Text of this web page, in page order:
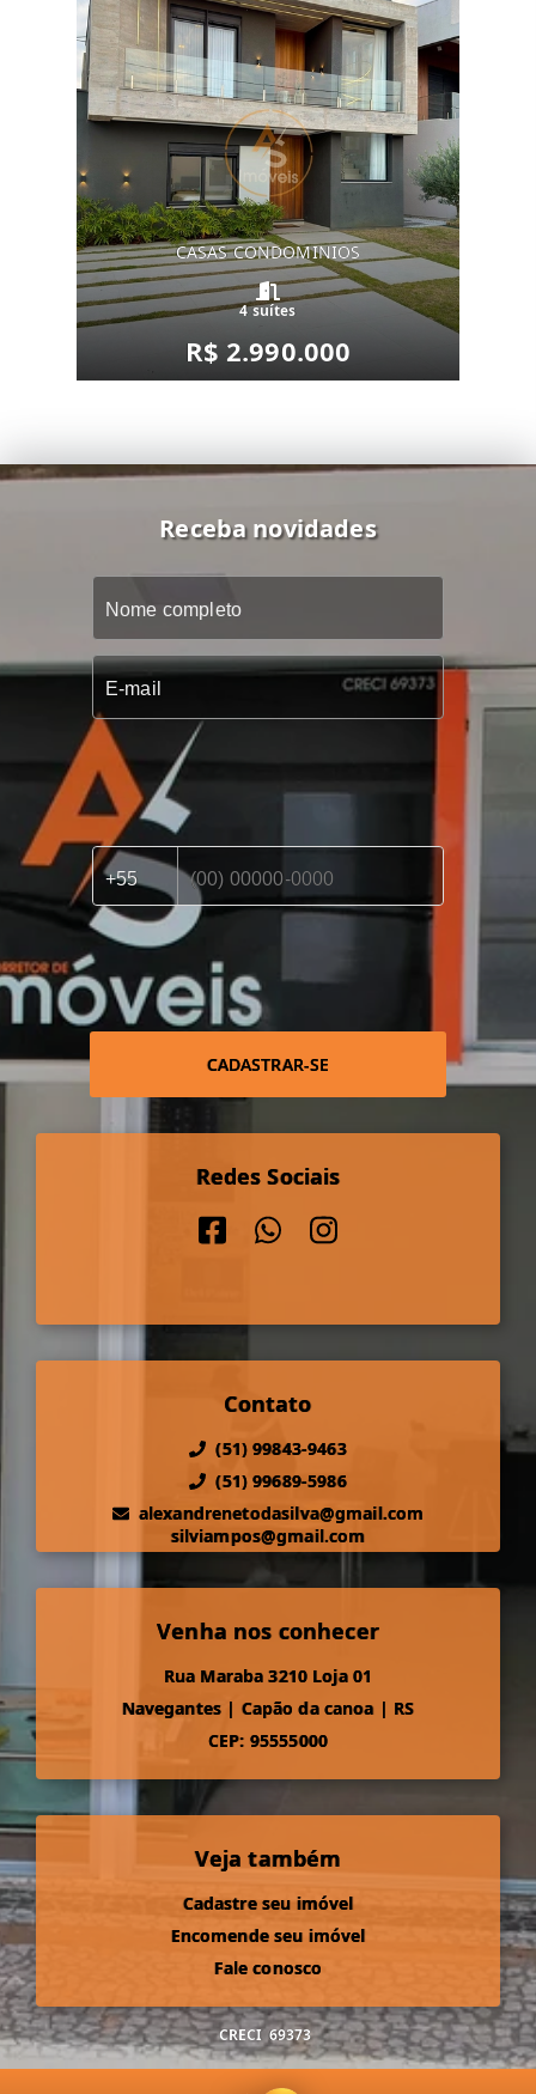
CASAS CONDOMINIOS
4 suítes
R$ 2.990.000
Receba novidades
CADASTRAR-SE
Redes Sociais
Contato
(51) 99843-9463
(51) 99689-5986
alexandrenetodasilva@gmail.com
silviampos@gmail.com
Venha nos conhecer
Rua Maraba 3210 Loja 01
Navegantes | Capão da canoa | RS
CEP: 95555000
Veja também
Cadastre seu imóvel
Encomende seu imóvel
Fale conosco
CRECI 69373